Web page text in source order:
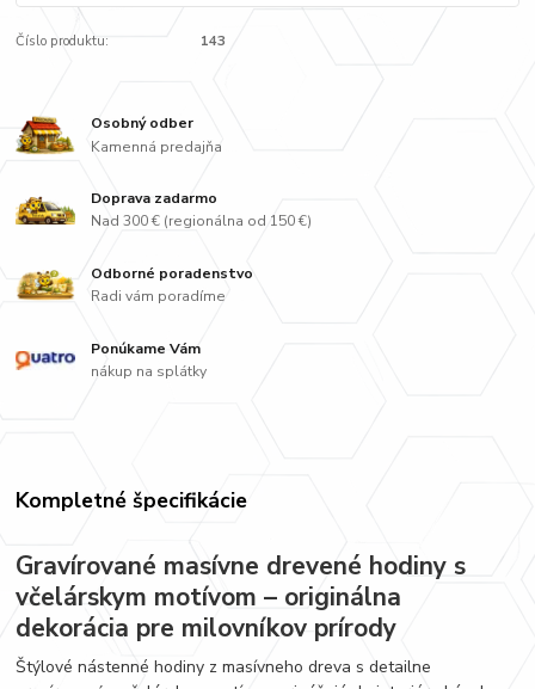
Číslo produktu: 143
Osobný odber
Kamenná predajňa
Doprava zadarmo
Nad 300 € (regionálna od 150 €)
Odborné poradenstvo
Radi vám poradíme
Ponúkame Vám
nákup na splátky
Kompletné špecifikácie
Gravírované masívne drevené hodiny s
včelárskym motívom – originálna
dekorácia pre milovníkov prírody
Štýlové nástenné hodiny z masívneho dreva s detailne